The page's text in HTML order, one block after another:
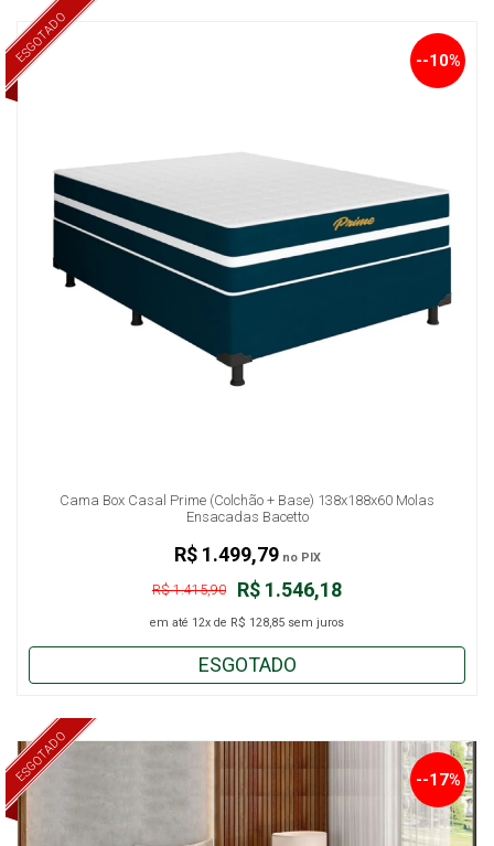
ESGOTADO
Cama Box Casal Prime (Colchão + Base) 138x188x60 Molas
Ensacadas Bacetto
R$ 1.546,18
R$ 1.415,90
--10%
em até 12x de R$ 128,85 sem juros
R$ 1.499,79no PIX
ESGOTADO
ESGOTADO --17%